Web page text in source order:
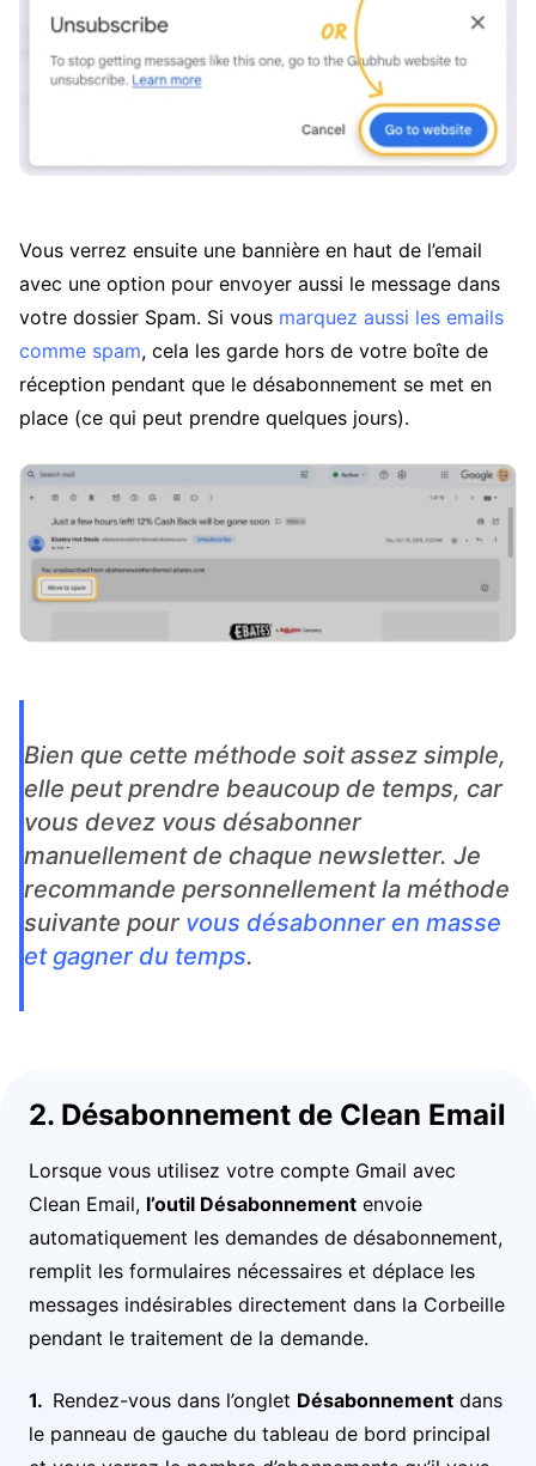
Vous verrez ensuite une bannière en haut de l’email
avec une option pour envoyer aussi le message dans
votre dossier Spam. Si vous marquez aussi les emails
comme spam, cela les garde hors de votre boîte de
réception pendant que le désabonnement se met en
place (ce qui peut prendre quelques jours).
Bien que cette méthode soit assez simple,
elle peut prendre beaucoup de temps, car
vous devez vous désabonner
manuellement de chaque newsletter. Je
recommande personnellement la méthode
suivante pour vous désabonner en masse
et gagner du temps.
2. Désabonnement de Clean Email
Lorsque vous utilisez votre compte Gmail avec
Clean Email, l’outil Désabonnement envoie
automatiquement les demandes de désabonnement,
remplit les formulaires nécessaires et déplace les
messages indésirables directement dans la Corbeille
pendant le traitement de la demande.
Rendez-vous dans l’onglet Désabonnement dans
le panneau de gauche du tableau de bord principal